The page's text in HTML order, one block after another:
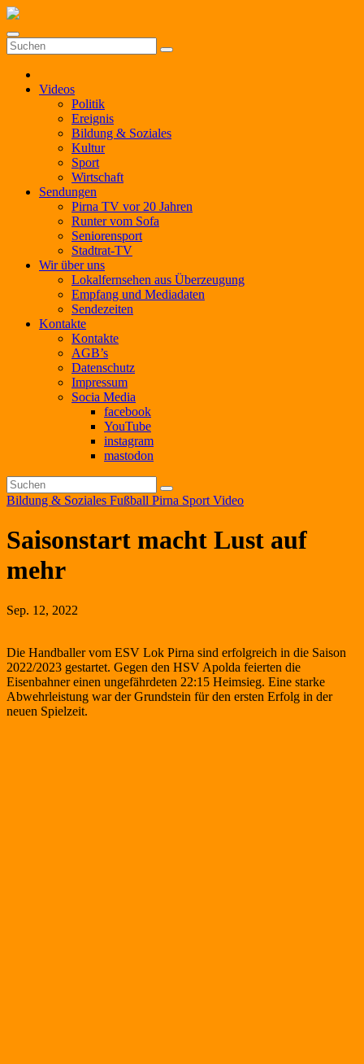
Zum
springen
Videos
Politik
Ereignis
Bildung & Soziales
Kultur
Sport
Wirtschaft
Sendungen
Pirna TV vor 20 Jahren
Runter vom Sofa
Seniorensport
Stadtrat-TV
Wir über uns
Lokalfernsehen aus Überzeugung
Empfang und Mediadaten
Sendezeiten
Kontakte
Kontakte
AGB’s
Datenschutz
Impressum
Socia Media
facebook
YouTube
instagram
mastodon
Bildung & Soziales Fußball Pirna Sport Video
Saisonstart macht Lust auf
mehr
Sep. 12, 2022
Die Handballer vom ESV Lok Pirna sind erfolgreich in die Saison
2022/2023 gestartet. Gegen den HSV Apolda feierten die
Eisenbahner einen ungefährdeten 22:15 Heimsieg. Eine starke
Abwehrleistung war der Grundstein für den ersten Erfolg in der
neuen Spielzeit.